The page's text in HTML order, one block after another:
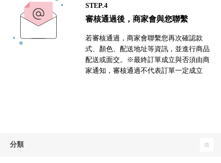
STEP.4
審核通過後，商家會與您聯繫
若審核通過，商家會聯繫您再次確認款
式、顏色、配送地址等資訊，並進行商品
配送或面交。※最終訂單成立與否須由商
家通知，審核通過不代表訂單一定成立
分類